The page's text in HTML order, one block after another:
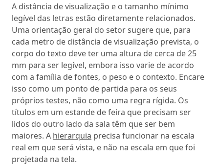
A distância de visualização e o tamanho mínimo
legível das letras estão diretamente relacionados.
Uma orientação geral do setor sugere que, para
cada metro de distância de visualização prevista, o
corpo do texto deve ter uma altura de cerca de 25
mm para ser legível, embora isso varie de acordo
com a família de fontes, o peso e o contexto. Encare
isso como um ponto de partida para os seus
próprios testes, não como uma regra rígida. Os
títulos em um estande de feira que precisam ser
lidos do outro lado da sala têm que ser bem
maiores. A hierarquia precisa funcionar na escala
real em que será vista, e não na escala em que foi
projetada na tela.